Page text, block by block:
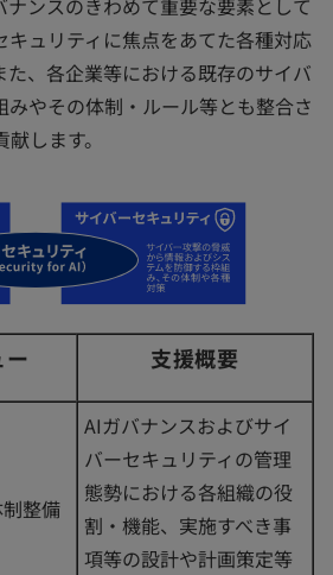
キュリティに焦点をあてた各種対応
た、各企業等における既存のサイバ
みやその体制・ルール等とも整合さ
します。
ー 支援概要
整備
AIガバナンスおよびサイ
バーセキュリティの管理
態勢における各組織の役
割・機能、実施すべき事
項等の設計や計画策定等